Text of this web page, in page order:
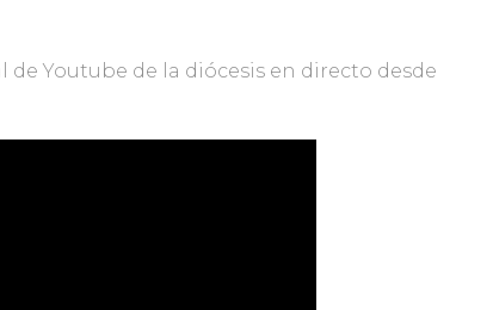
de Youtube de la diócesis en directo desde